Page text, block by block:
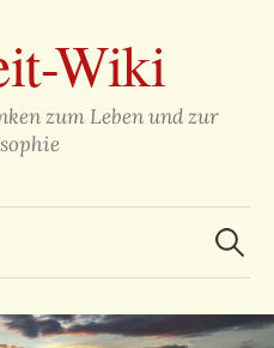
Wiki
zum Leben und zur
Suchen
nach: